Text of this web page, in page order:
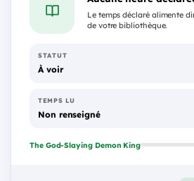
Le temps déclaré alimente
de votre bibliothèque.
STATUT
À voir
TEMPS LU
Non renseigné
The God-Slaying Demon King